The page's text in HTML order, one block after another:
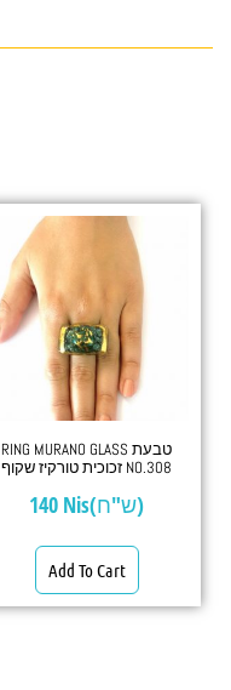
RING MURANO GLASS טבעת
זכוכית טורקיז שקוף NO.308
140 Nis(ש"ח)
Add To Cart